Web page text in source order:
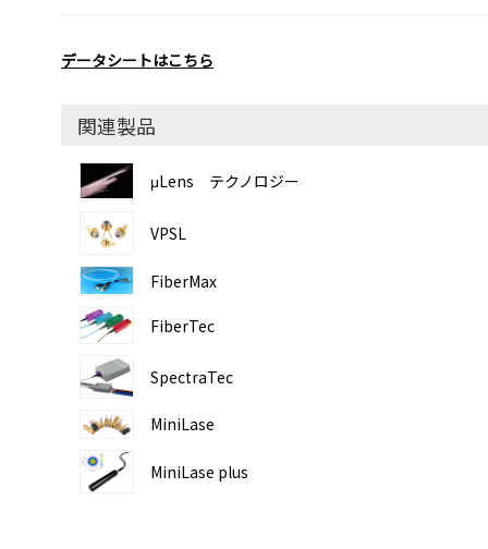
データシートはこちら
関連製品
μLens テクノロジー
VPSL
FiberMax
FiberTec
SpectraTec
MiniLase
MiniLase plus